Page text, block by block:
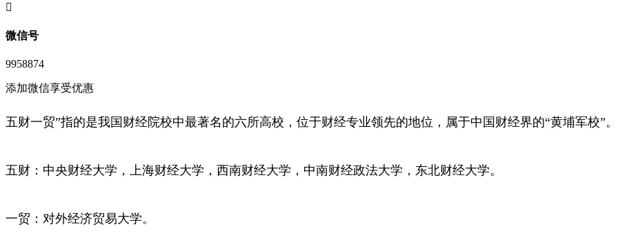
󦘖
微信号
9958874
添加微信享受优惠
五财一贸”指的是我国财经院校中最著名的六所高校，位于财经专业领先的地位，属于中国财经界的“黄埔军校”。
五财：中央财经大学，上海财经大学，西南财经大学，中南财经政法大学，东北财经大学。
一贸：对外经济贸易大学。